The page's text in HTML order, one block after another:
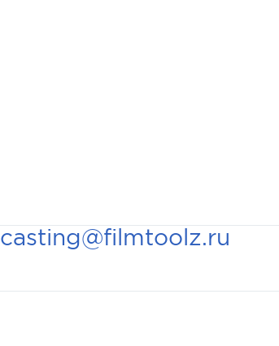
casting@filmtoolz.ru